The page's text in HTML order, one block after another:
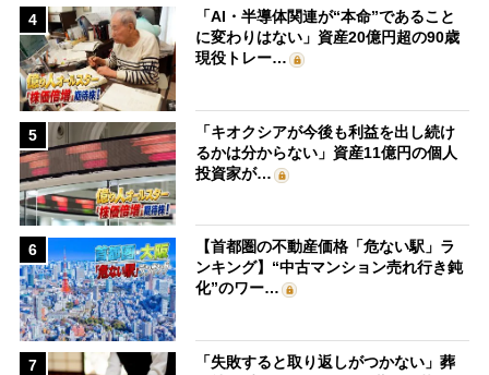
4
「AI・半導体関連が“本命”であること
に変わりはない」資産20億円超の90歳
現役トレー…
5
「キオクシアが今後も利益を出し続け
るかは分からない」資産11億円の個人
投資家が…
6
【首都圏の不動産価格「危ない駅」ラ
ンキング】“中古マンション売れ行き鈍
化”のワー…
7
「失敗すると取り返しがつかない」葬